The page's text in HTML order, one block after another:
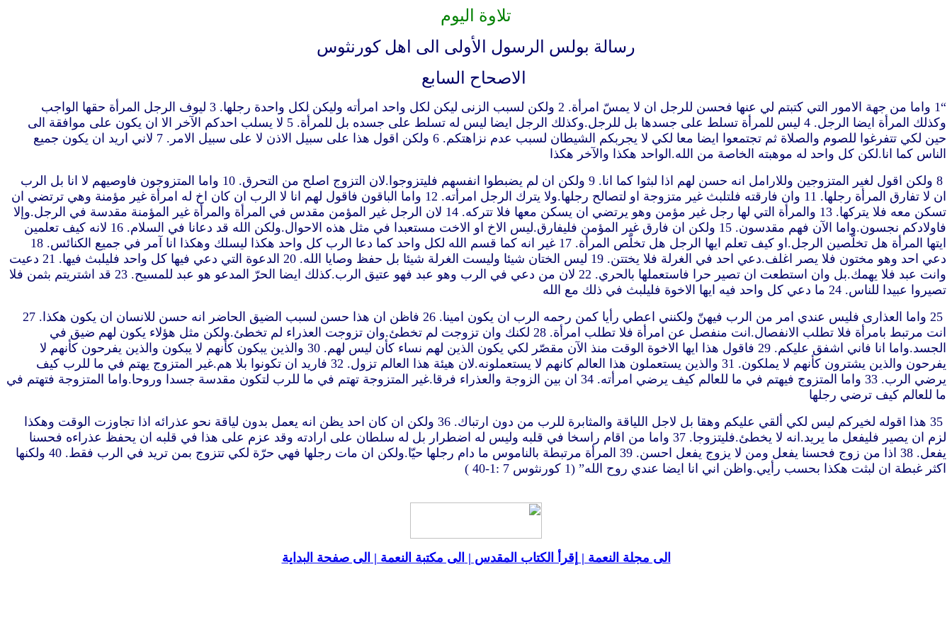
تلاوة اليوم
رسالة بولس الرسول الأولى الى اهل كورنثوس
الاصحاح السابع
“1 واما من جهة الامور التي كتبتم لي عنها فحسن للرجل ان لا يمسّ امرأة. 2 ولكن لسبب الزنى ليكن لكل واحد امرأته وليكن لكل واحدة رجلها. 3 ليوف الرجل المرأة حقها الواجب
وكذلك المرأة ايضا الرجل. 4 ليس للمرأة تسلط على جسدها بل للرجل.وكذلك الرجل ايضا ليس له تسلط على جسده بل للمرأة. 5 لا يسلب احدكم الآخر الا ان يكون على موافقة الى
حين لكي تتفرغوا للصوم والصلاة ثم تجتمعوا ايضا معا لكي لا يجربكم الشيطان لسبب عدم نزاهتكم. 6 ولكن اقول هذا على سبيل الاذن لا على سبيل الامر. 7 لاني اريد ان يكون جميع
الناس كما انا.لكن كل واحد له موهبته الخاصة من الله.الواحد هكذا والآخر هكذا
8 ولكن اقول لغير المتزوجين وللارامل انه حسن لهم اذا لبثوا كما انا. 9 ولكن ان لم يضبطوا انفسهم فليتزوجوا.لان التزوج اصلح من التحرق. 10 واما المتزوجون فاوصيهم لا انا بل الرب
ان لا تفارق المرأة رجلها. 11 وان فارقته فلتلبث غير متزوجة او لتصالح رجلها.ولا يترك الرجل امرأته. 12 واما الباقون فاقول لهم انا لا الرب ان كان اخ له امرأة غير مؤمنة وهي ترتضي ان
تسكن معه فلا يتركها. 13 والمرأة التي لها رجل غير مؤمن وهو يرتضي ان يسكن معها فلا تتركه. 14 لان الرجل غير المؤمن مقدس في المرأة والمرأة غير المؤمنة مقدسة في الرجل.وإلا
فاولادكم نجسون.واما الآن فهم مقدسون. 15 ولكن ان فارق غير المؤمن فليفارق.ليس الاخ او الاخت مستعبدا في مثل هذه الاحوال.ولكن الله قد دعانا في السلام. 16 لانه كيف تعلمين
ايتها المرأة هل تخلّصين الرجل.او كيف تعلم ايها الرجل هل تخلّص المرأة. 17 غير انه كما قسم الله لكل واحد كما دعا الرب كل واحد هكذا ليسلك وهكذا انا آمر في جميع الكنائس. 18
دعي احد وهو مختون فلا يصر اغلف.دعي احد في الغرلة فلا يختتن. 19 ليس الختان شيئا وليست الغرلة شيئا بل حفظ وصايا الله. 20 الدعوة التي دعي فيها كل واحد فليلبث فيها. 21 دعيت
وانت عبد فلا يهمك.بل وان استطعت ان تصير حرا فاستعملها بالحري. 22 لان من دعي في الرب وهو عبد فهو عتيق الرب.كذلك ايضا الحرّ المدعو هو عبد للمسيح. 23 قد اشتريتم بثمن فلا
تصيروا عبيدا للناس. 24 ما دعي كل واحد فيه ايها الاخوة فليلبث في ذلك مع الله
25 واما العذارى فليس عندي امر من الرب فيهنّ ولكنني اعطي رأيا كمن رحمه الرب ان يكون امينا. 26 فاظن ان هذا حسن لسبب الضيق الحاضر انه حسن للانسان ان يكون هكذا. 27
انت مرتبط بامرأة فلا تطلب الانفصال.انت منفصل عن امرأة فلا تطلب امرأة. 28 لكنك وان تزوجت لم تخطئ.وان تزوجت العذراء لم تخطئ.ولكن مثل هؤلاء يكون لهم ضيق في
الجسد.واما انا فاني اشفق عليكم. 29 فاقول هذا ايها الاخوة الوقت منذ الآن مقصّر لكي يكون الذين لهم نساء كأن ليس لهم. 30 والذين يبكون كأنهم لا يبكون والذين يفرحون كأنهم لا
يفرحون والذين يشترون كأنهم لا يملكون. 31 والذين يستعملون هذا العالم كانهم لا يستعملونه.لان هيئة هذا العالم تزول. 32 فاريد ان تكونوا بلا هم.غير المتزوج يهتم في ما للرب كيف
يرضي الرب. 33 واما المتزوج فيهتم في ما للعالم كيف يرضي امرأته. 34 ان بين الزوجة والعذراء فرقا.غير المتزوجة تهتم في ما للرب لتكون مقدسة جسدا وروحا.واما المتزوجة فتهتم في
ما للعالم كيف ترضي رجلها
35 هذا اقوله لخيركم ليس لكي ألقي عليكم وهقا بل لاجل اللياقة والمثابرة للرب من دون ارتباك. 36 ولكن ان كان احد يظن انه يعمل بدون لياقة نحو عذرائه اذا تجاوزت الوقت وهكذا
لزم ان يصير فليفعل ما يريد.انه لا يخطئ.فليتزوجا. 37 واما من اقام راسخا في قلبه وليس له اضطرار بل له سلطان على ارادته وقد عزم على هذا في قلبه ان يحفظ عذراءه فحسنا
يفعل. 38 اذا من زوج فحسنا يفعل ومن لا يزوج يفعل احسن. 39 المرأة مرتبطة بالناموس ما دام رجلها حيّا.ولكن ان مات رجلها فهي حرّة لكي تتزوج بمن تريد في الرب فقط. 40 ولكنها
اكثر غبطة ان لبثت هكذا بحسب رأيي.واظن اني انا ايضا عندي روح الله” (1 كورنثوس 7
:1-40 )
الى مجلة النعمة | إقرأ الكتاب المقدس | الى مكتبة النعمة | الى صفحة البداية